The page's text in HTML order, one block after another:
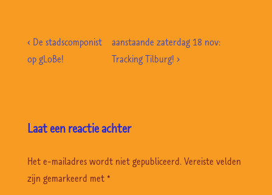
Bericht
navigatie
Previous
Post
‹ De stadscomponist
op gLoBe!
Volgende
bericht
aanstaande zaterdag 18 nov:
Tracking Tilburg! ›
Laat een reactie achter
Het e-mailadres wordt niet gepubliceerd. Vereiste velden
zijn gemarkeerd met *